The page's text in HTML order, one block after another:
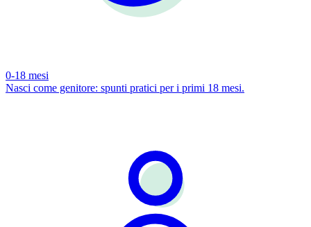
0-18 mesi
Nasci come genitore: spunti pratici per i primi 18 mesi.